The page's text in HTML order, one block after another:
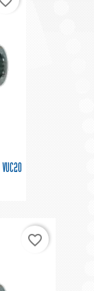
favorite_border